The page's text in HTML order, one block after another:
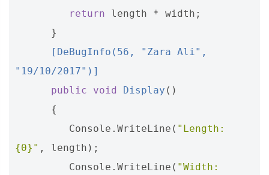
return
length * width ;
}
"19/10/2017")]
public
void Display ()
{
Console . WriteLine ( "Length:
{0}" , length );
Console . WriteLine ( "Width: